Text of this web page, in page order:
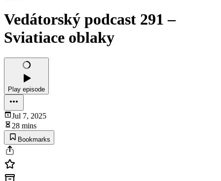
Vedátorský podcast 291 –
Sviatiace oblaky
Play episode
Jul 7, 2025
28 mins
Bookmarks